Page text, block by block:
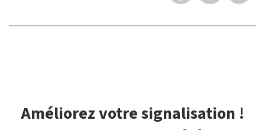
Améliorez votre signalisation !